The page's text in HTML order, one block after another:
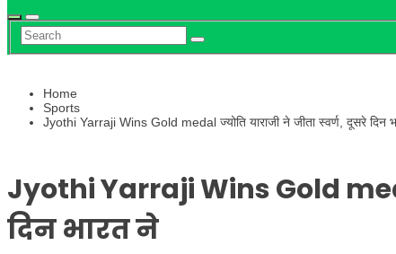
Home
Sports
Jyothi Yarraji Wins Gold medal ज्योति याराजी ने जीता स्वर्ण, दूसरे दिन
Jyothi Yarraji Wins Gold
दिन भारत ने